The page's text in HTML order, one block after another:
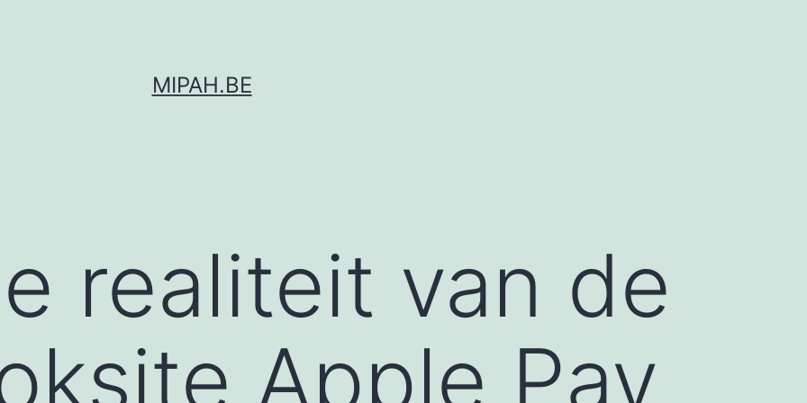
MIPAH.BE
realiteit van de
Apple Pay